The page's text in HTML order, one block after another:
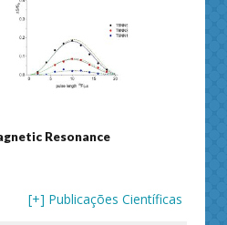
Resonance
[+] Publicações Científicas